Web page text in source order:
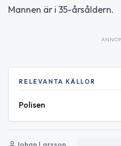
Mannen är i 35-årsåldern.
RELEVANTA KÄLLOR
Polisen